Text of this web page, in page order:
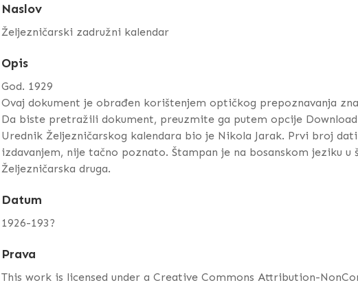
Naslov
Željezničarski zadružni kalendar
Opis
God. 1929
Ovaj dokument je obrađen korištenjem optičkog prepoznavanja
Da biste pretražili dokument, preuzmite ga putem opcije Download
Urednik Željezničarskog kalendara bio je Nikola Jarak. Prvi broj
izdavanjem, nije tačno poznato. Štampan je na bosanskom jeziku
Željezničarska druga.
Datum
1926-193?
Prava
This work is licensed under a Creative Commons Attribution-